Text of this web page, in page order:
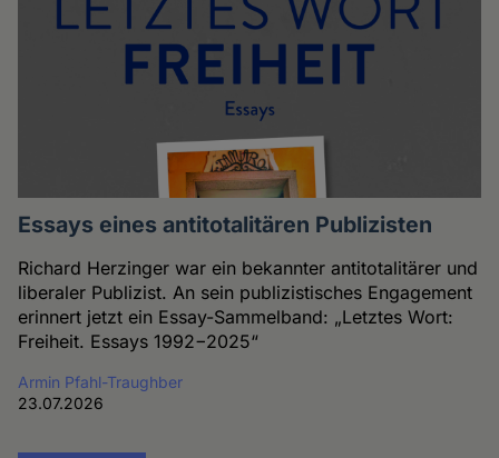
Essays eines antitotalitären Publizisten
Richard Herzinger war ein bekannter antitotalitärer und
liberaler Publizist. An sein publizistisches Engagement
erinnert jetzt ein Essay-Sammelband: „Letztes Wort:
Freiheit. Essays 1992−2025“
Armin Pfahl-Traughber
23.07.2026